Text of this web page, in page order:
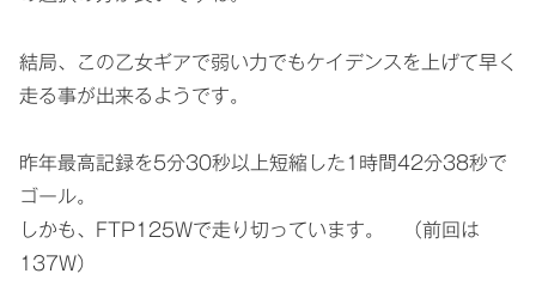
結局、この乙女ギアで弱い力でもケイデンスを上げて早く
走る事が出来るようです。
昨年最高記録を5分30秒以上短縮した1時間42分38秒で
ゴール。
しかも、FTP125Wで走り切っています。 （前回は
137W）